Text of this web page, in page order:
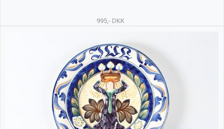
995,- DKK